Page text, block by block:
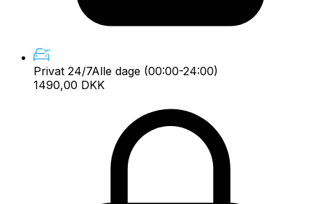
Privat 24/7Alle dage (00:00-24:00)
1490,00 DKK